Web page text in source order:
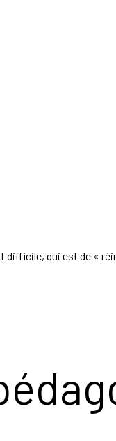
qui est de «